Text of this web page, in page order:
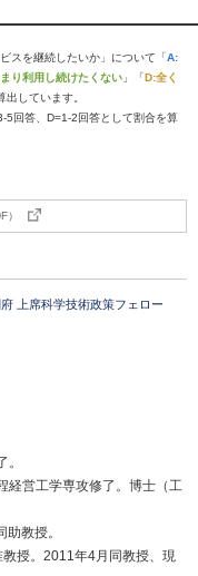
スを継続したいか」について「A:
り利用し続けたくない 」「D:全く
しています。
回答、D=1-2回答として割合を算
）
上席科学技術政策フェロー
経営工学専攻修了。博士（工
教授。
授。2011年4月同教授、現